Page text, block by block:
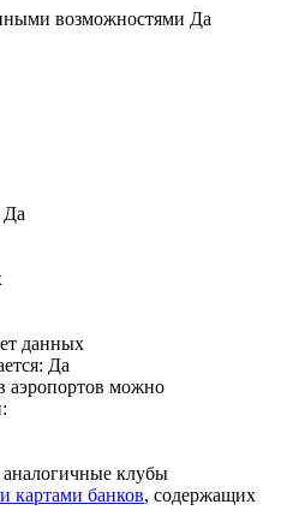
возможностями Да
Да
данных
Да
аэропортов можно
клубы
картами банков, содержащих